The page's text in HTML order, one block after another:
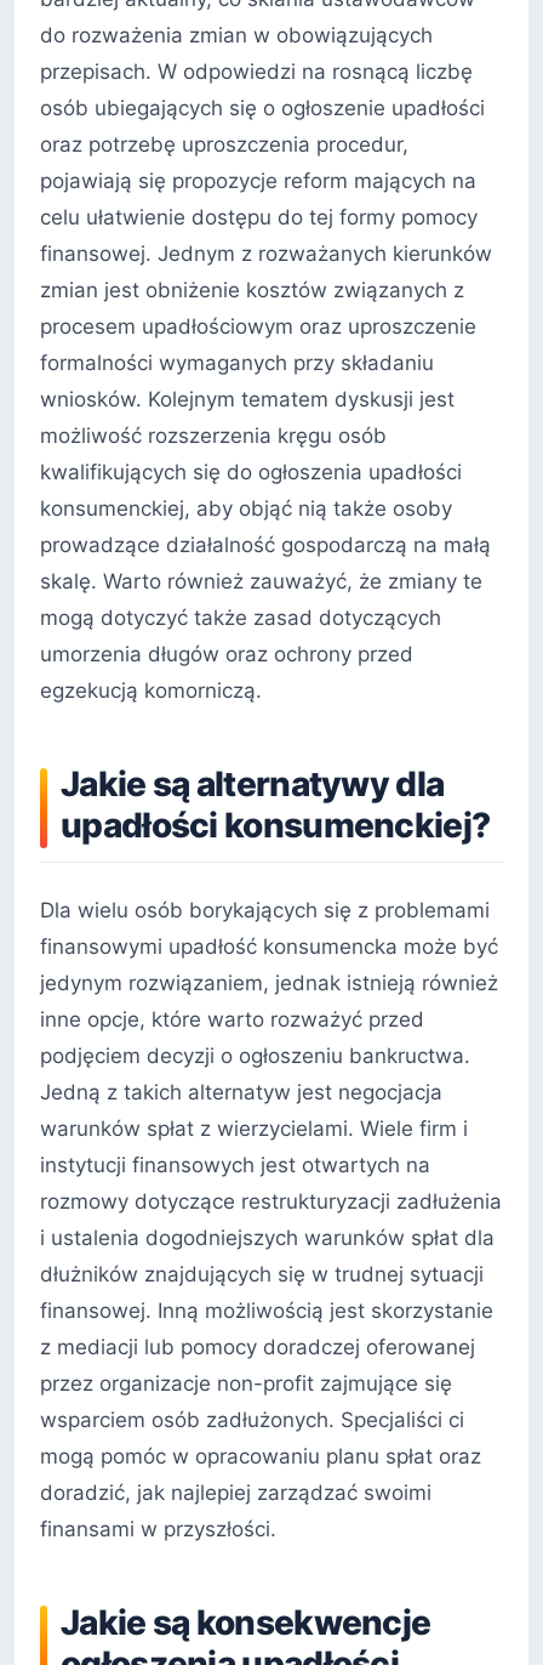
do rozważenia zmian w obowiązujących
przepisach. W odpowiedzi na rosnącą liczbę
osób ubiegających się o ogłoszenie upadłości
oraz potrzebę uproszczenia procedur,
pojawiają się propozycje reform mających na
celu ułatwienie dostępu do tej formy pomocy
finansowej. Jednym z rozważanych kierunków
zmian jest obniżenie kosztów związanych z
procesem upadłościowym oraz uproszczenie
formalności wymaganych przy składaniu
wniosków. Kolejnym tematem dyskusji jest
możliwość rozszerzenia kręgu osób
kwalifikujących się do ogłoszenia upadłości
konsumenckiej, aby objąć nią także osoby
prowadzące działalność gospodarczą na małą
skalę. Warto również zauważyć, że zmiany te
mogą dotyczyć także zasad dotyczących
umorzenia długów oraz ochrony przed
egzekucją komorniczą.
Jakie są alternatywy dla
upadłości konsumenckiej?
Dla wielu osób borykających się z problemami
finansowymi upadłość konsumencka może być
jedynym rozwiązaniem, jednak istnieją również
inne opcje, które warto rozważyć przed
podjęciem decyzji o ogłoszeniu bankructwa.
Jedną z takich alternatyw jest negocjacja
warunków spłat z wierzycielami. Wiele firm i
instytucji finansowych jest otwartych na
rozmowy dotyczące restrukturyzacji zadłużenia
i ustalenia dogodniejszych warunków spłat dla
dłużników znajdujących się w trudnej sytuacji
finansowej. Inną możliwością jest skorzystanie
z mediacji lub pomocy doradczej oferowanej
przez organizacje non-profit zajmujące się
wsparciem osób zadłużonych. Specjaliści ci
mogą pomóc w opracowaniu planu spłat oraz
doradzić, jak najlepiej zarządzać swoimi
finansami w przyszłości.
Jakie są konsekwencje